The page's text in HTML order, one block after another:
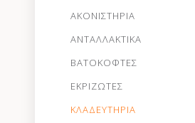
ΑΚΟΝΙΣΤΗΡΙΑ
ΑΝΤΑΛΛΑΚΤΙΚΑ
ΒΑΤΟΚΟΦΤΕΣ
ΕΚΡΙΖΩΤΕΣ
ΚΛΑΔΕΥΤΗΡΙΑ